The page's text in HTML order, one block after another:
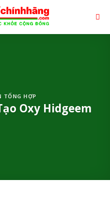
TỔNG HỢP
Oxy Hidgeem